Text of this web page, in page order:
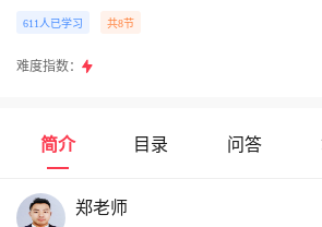
611人已学习 共8节
难度指数：
简介 目录 问答
郑老师